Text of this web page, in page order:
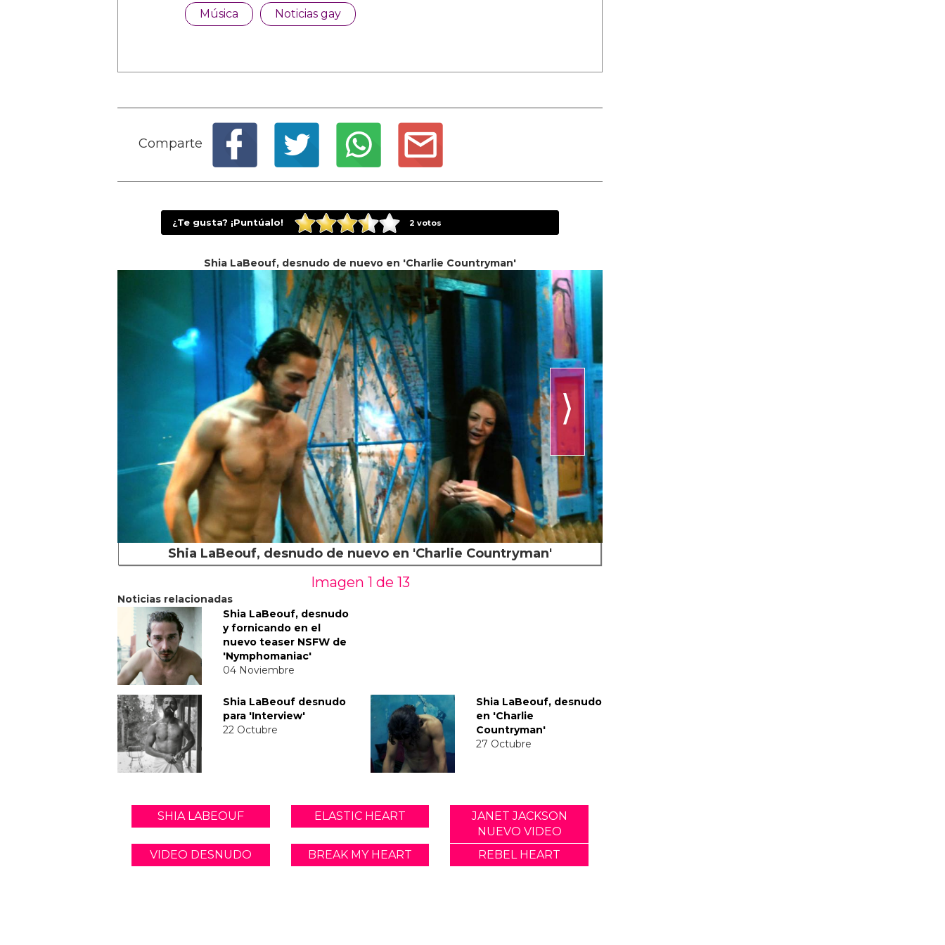
Música Noticias gay
Comparte
¿Te gusta? ¡Puntúalo! 2 votos
Shia LaBeouf, desnudo de nuevo en 'Charlie Countryman'
⟩
Shia LaBeouf, desnudo de nuevo en 'Charlie Countryman'
Imagen 1 de 13
Noticias relacionadas
Shia LaBeouf, desnudo
y fornicando en el
nuevo teaser NSFW de
'Nymphomaniac'
04 Noviembre
Shia LaBeouf desnudo
para 'Interview'
22 Octubre
Shia LaBeouf, desnudo
en 'Charlie
Countryman'
27 Octubre
SHIA LABEOUF ELASTIC HEART
JANET JACKSON
NUEVO VIDEO
VIDEO DESNUDO
BREAK MY HEART REBEL HEART